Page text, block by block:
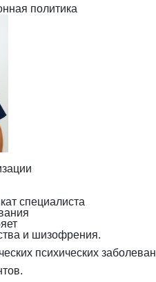
политика
специалиста
и шизофрения.
психических